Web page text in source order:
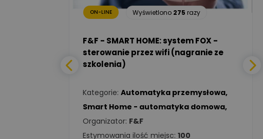
Daniel Michalik
Tomasz Kowalski Zadaj pytanie
ON-LINE Wyświetlono 275 razy
F&F - SMART HOME: system FOX -
sterowanie przez wifi (nagranie ze
szkolenia)
Kategorie: Automatyka przemysłowa,
Smart Home - automatyka domowa,
Organizator: F&F
Estymowania ilość miejsc: 100